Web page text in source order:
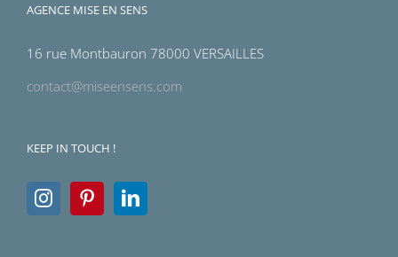
AGENCE MISE EN SENS
16 rue Montbauron 78000 VERSAILLES
contact@miseensens.com
KEEP IN TOUCH !